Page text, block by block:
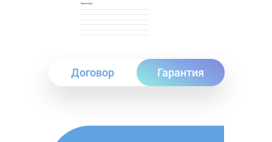
Договор Гарантия